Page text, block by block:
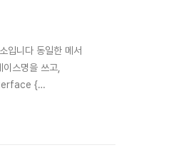
입니다 동일한 메서
스명을 쓰고,
{